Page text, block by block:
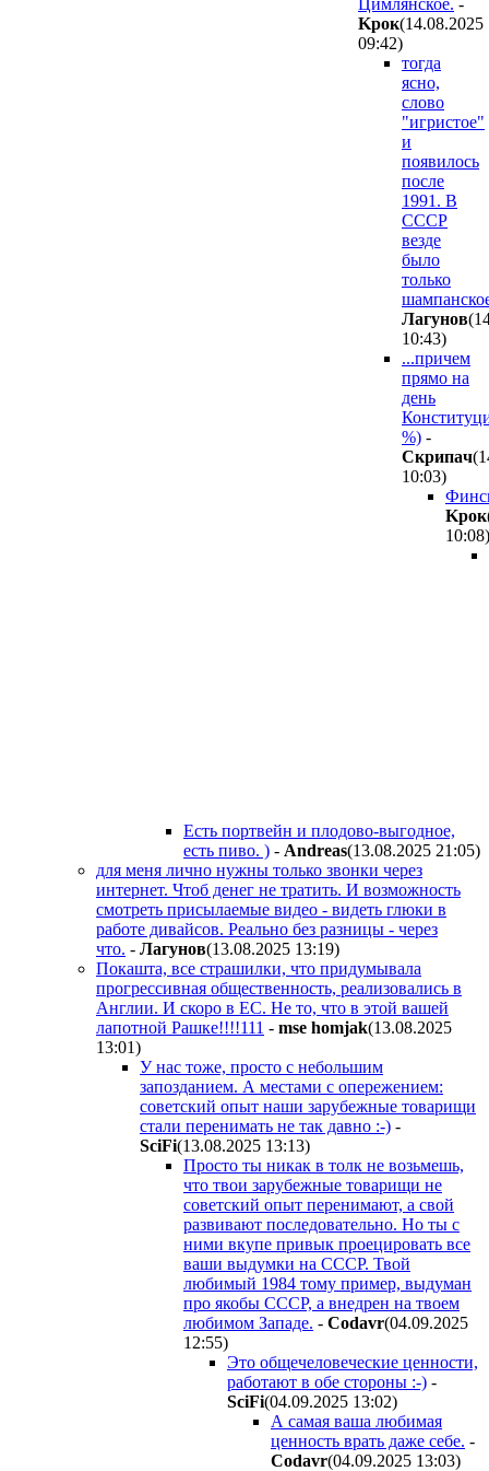
Kpoк(14.08.2025
09:42)
тогда
ясно,
слово
"игристое"
и
появилось
после
1991. В
СССР
везде
было
только
Лaгyнoв
10:43)
...причем
прямо на
день
%) -
Cкpипaч
10:03)
Kpoк
10:08)
Есть портвейн и плодово-выгодное,
есть пиво. ) - Andreas(13.08.2025 21:05)
для меня лично нужны только звонки через
интернет. Чтоб денег не тратить. И возможность
смотреть присылаемые видео - видеть глюки в
работе дивайсов. Реально без разницы - через
что. - Лaгyнoв(13.08.2025 13:19)
Покашта, все страшилки, что придумывала
прогрессивная общественность, реализовались в
Англии. И скоро в ЕС. Не то, что в этой вашей
лапотной Рашке!!!!111 - mse homjak(13.08.2025
13:01)
У нас тоже, просто с небольшим
запозданием. А местами с опережением:
советский опыт наши зарубежные товарищи
стали перенимать не так давно :-) -
SciFi(13.08.2025 13:13)
Просто ты никак в толк не возьмешь,
что твои зарубежные товарищи не
советский опыт перенимают, а свой
развивают последовательно. Но ты с
ними вкупе привык проецировать все
ваши выдумки на СССР. Твой
любимый 1984 тому пример, выдуман
про якобы СССР, а внедрен на твоем
любимом Западе. - Codavr(04.09.2025
12:55)
Это общечеловеческие ценности,
работают в обе стороны :-) -
SciFi(04.09.2025 13:02)
А самая ваша любимая
ценность врать даже себе. -
Codavr(04.09.2025 13:03)